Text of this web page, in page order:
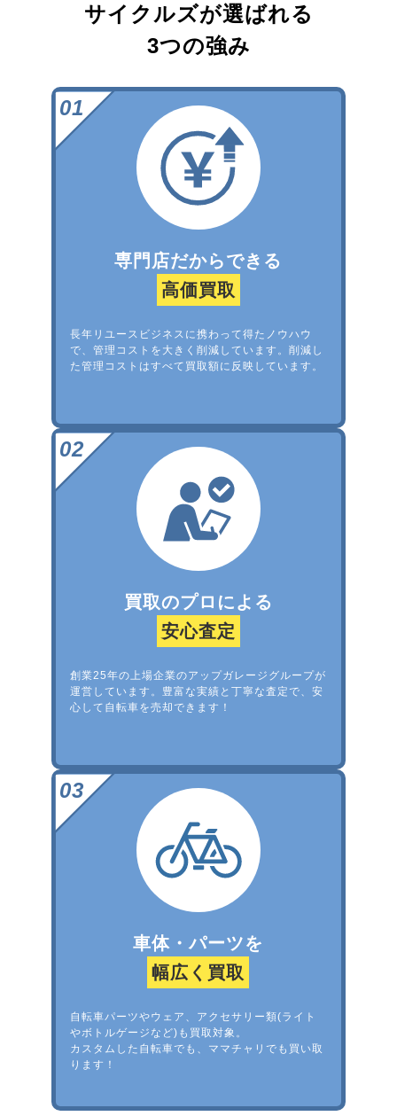
サイクルズが選ばれる
3つの強み
専門店だからできる
高価買取
長年リユースビジネスに携わって得たノウハウ
で、管理コストを大きく削減しています。削減し
た管理コストはすべて買取額に反映しています。
買取のプロによる
安心査定
創業25年の上場企業のアップガレージグループが
運営しています。豊富な実績と丁寧な査定で、安
心して自転車を売却できます！
車体・パーツを
幅広く買取
自転車パーツやウェア、アクセサリー類(ライト
やボトルゲージなど)も買取対象。
カスタムした自転車でも、ママチャリでも買い取
ります！